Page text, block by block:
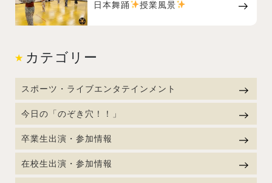
日本舞踊 授業風景
カテゴリー
スポーツ・ライブエンタテインメント
今日の「のぞき穴！！」
卒業生出演・参加情報
在校生出演・参加情報